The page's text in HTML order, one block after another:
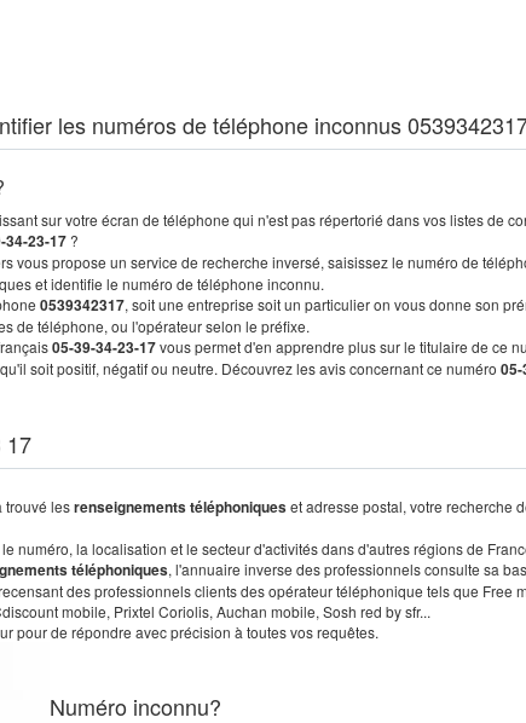
les numéros de téléphone inconnus
sur votre écran de téléphone qui n'est pas répertorié dans vos listes de
34-23-17 ?
vous propose un service de recherche inversé, saisissez le numéro de
et identifie le numéro de téléphone inconnu.
0539342317, soit une entreprise soit un particulier on vous donne son
de téléphone, ou l'opérateur selon le préfixe.
05-39-34-23-17vous permet d'en apprendre plus sur le titulaire de ce
soit positif, négatif ou neutre. Découvrez les avis concernant ce numéro
17
trouvé lesrenseignements téléphoniqueset adresse postal, votre recherche
numéro, la localisation et le secteur d'activités dans d'autres régions de
téléphoniques, l'annuaire inverse des professionnels consulte sa
des professionnels clients des opérateur téléphonique tels que Free
mobile, Prixtel Coriolis, Auchan mobile, Sosh red by sfr...
pour de répondre avec précision à toutes vos requêtes.
Numéro inconnu?